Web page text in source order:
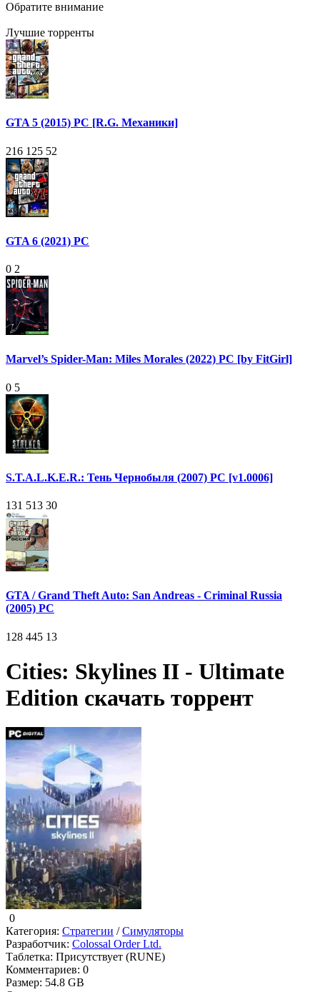
Обратите внимание
Лучшие торренты
GTA 5 (2015) PC [R.G. Механики]
216 125 52
GTA 6 (2021) PC
0 2
Marvel’s Spider-Man: Miles Morales (2022) PC [by FitGirl]
0 5
S.T.A.L.K.E.R.: Тень Чернобыля (2007) PC [v1.0006]
131 513 30
GTA / Grand Theft Auto: San Andreas - Criminal Russia
(2005) PC
128 445 13
Cities: Skylines II - Ultimate
Edition скачать торрент
0
Категория: Стратегии /Симуляторы
Разработчик: Colossal Order Ltd.
Таблетка: Присутствует (RUNE)
Комментариев: 0
Размер: 54.8 GB